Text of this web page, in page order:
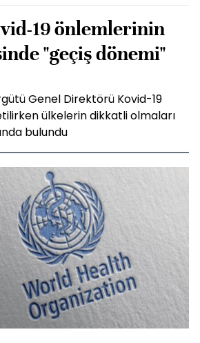
19 önlemlerinin
"geçiş dönemi"
Genel Direktörü Kovid-19
ülkelerin dikkatli olmaları
bulundu